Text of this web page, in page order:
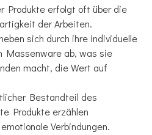
Produkte erfolgt oft über die
der Arbeiten.
sich durch ihre individuelle
Massenware ab, was sie
macht, die Wert auf
Bestandteil des
Produkte erzählen
Verbindungen.